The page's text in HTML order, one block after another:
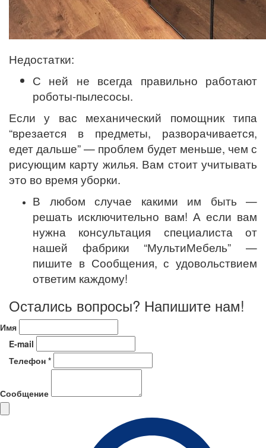
Недостатки:
С ней не всегда правильно работают
роботы-пылесосы.
Если у вас механический помощник типа
“врезается в предметы, разворачивается,
едет дальше” — проблем будет меньше, чем с
рисующим карту жилья. Вам стоит учитывать
это во время уборки.
В любом случае какими им быть —
решать исключительно вам! А если вам
нужна консультация специалиста от
нашей фабрики “МультиМебель” —
пишите в Сообщения, с удовольствием
ответим каждому!
Остались вопросы? Напишите нам!
Имя
E-mail
Телефон *
Сообщение